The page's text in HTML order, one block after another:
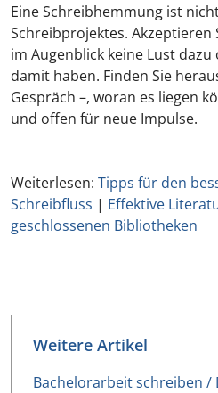
Eine Schreibhemmung ist
Schreibprojektes. Akzeptieren
im Augenblick keine Lust
damit haben. Finden Sie
Gespräch –, woran es liegen
und offen für neue Impulse.
Weiterlesen: Tipps für den
Schreibfluss | Effektive
geschlossenen Bibliotheken
Weitere Artikel
Bachelorarbeit schreiben /